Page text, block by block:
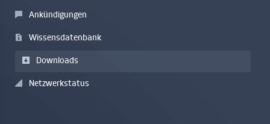
Ankündigungen
Wissensdatenbank
Downloads
Netzwerkstatus